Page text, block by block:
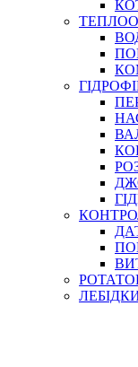
БОРЕКС, ЕО